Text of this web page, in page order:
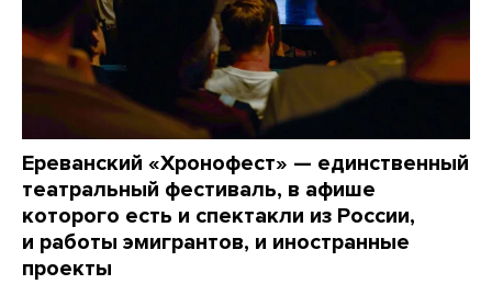
Ереванский «Хронофест» — единственный
театральный фестиваль, в афише
которого есть и спектакли из России,
и работы эмигрантов, и иностранные
проекты